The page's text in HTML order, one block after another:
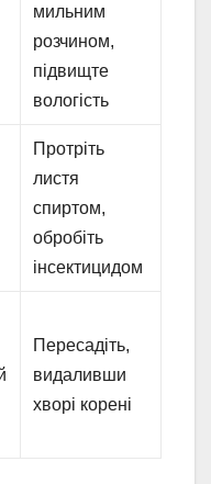
мильним
розчином,
підвищте
вологість
Протріть
листя
спиртом,
обробіть
інсектицидом
Пересадіть,
видаливши
хворі корені